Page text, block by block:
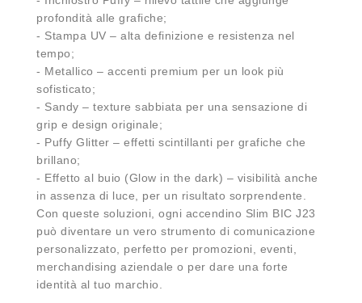
profondità alle grafiche;
- Stampa UV – alta definizione e resistenza nel
tempo;
- Metallico – accenti premium per un look più
sofisticato;
- Sandy – texture sabbiata per una sensazione di
grip e design originale;
- Puffy Glitter – effetti scintillanti per grafiche che
brillano;
- Effetto al buio (Glow in the dark) – visibilità anche
in assenza di luce, per un risultato sorprendente.
Con queste soluzioni, ogni accendino Slim BIC J23
può diventare un vero strumento di comunicazione
personalizzato, perfetto per promozioni, eventi,
merchandising aziendale o per dare una forte
identità al tuo marchio.